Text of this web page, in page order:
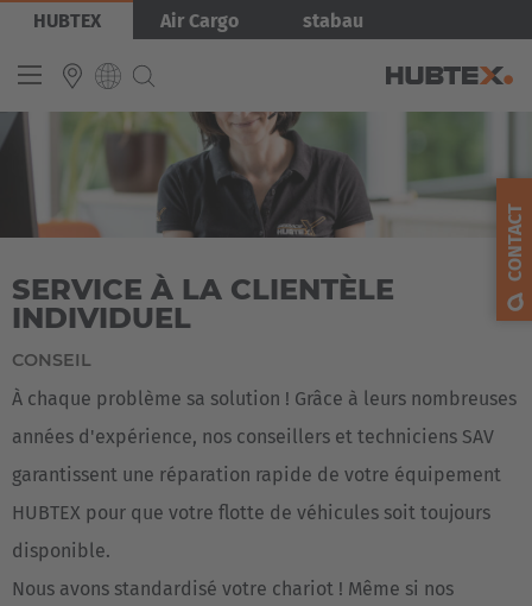
Aller
contenu
HUBTEX Air Cargo stabau
INTERNATIONAL
English
Español
Français
Image
SERVICE À LA CLIENTÈLE
INDIVIDUEL
CONSEIL
À chaque problème sa solution ! Grâce à leurs nombreuses
années d'expérience, nos conseillers et techniciens SAV
garantissent une réparation rapide de votre équipement
HUBTEX pour que votre flotte de véhicules soit toujours
disponible.
Nous avons standardisé votre chariot ! Même si nos
CONTACT